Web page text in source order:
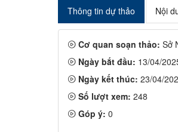
Thông tin dự thảo Nội
Cơ quan soạn thảo: Sở
Ngày bắt đầu: 13/04/
Ngày kết thúc: 23/04/
Số lượt xem: 248
Góp ý: 0